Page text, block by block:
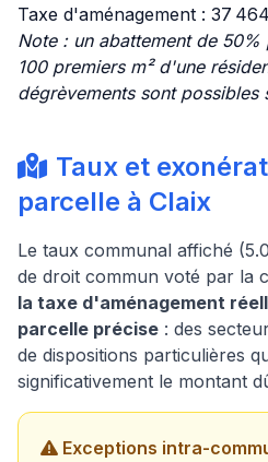
Taxe d'aménagement : 37
Note : un abattement de
100 premiers m² d'une
dégrèvements sont possibles
Taux et
parcelle à Claix
Le taux communal affiché
de droit commun voté par la
la taxe d'aménagement
parcelle précise : des
de dispositions particulières
significativement le montant
Exceptions intra-